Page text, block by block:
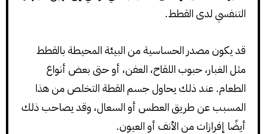
التنفسي لدى القطط.
قد يكون مصدر الحساسية من البيئة المحيطة بالقطط
مثل الغبار، حبوب اللقاح، العفن، أو حتى بعض أنواع
الطعام. عند ذلك يحاول جسم القطة التخلص من هذا
المسبب عن طريق العطس أو السعال، وقد يصاحب ذلك
أيضًا إفرازات من الأنف أو العيون.